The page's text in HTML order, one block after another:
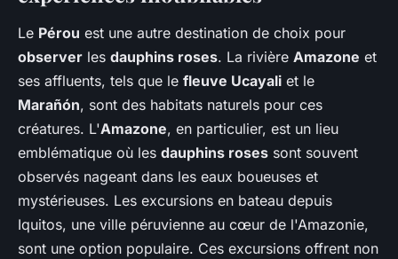
Le Pérou est une autre destination de choix pour
observer les dauphins roses. La rivière Amazone et
ses affluents, tels que le fleuve Ucayali et le
Marañón, sont des habitats naturels pour ces
créatures. L'Amazone, en particulier, est un lieu
emblématique où les dauphins roses sont souvent
observés nageant dans les eaux boueuses et
mystérieuses. Les excursions en bateau depuis
Iquitos, une ville péruvienne au cœur de l'Amazonie,
sont une option populaire. Ces excursions offrent non